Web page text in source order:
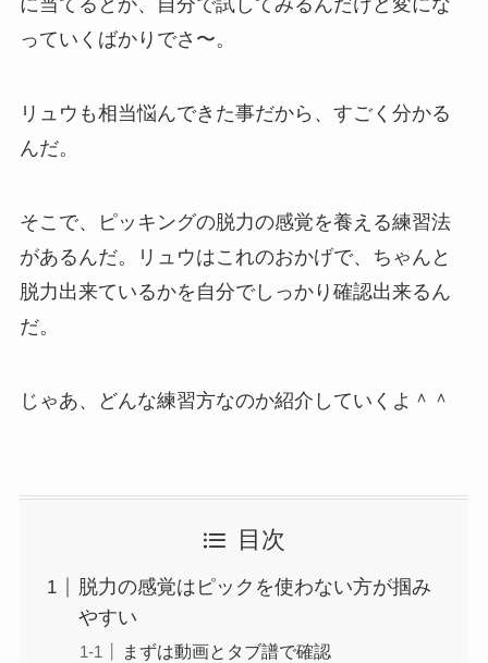
に当てるとか、自分で試してみるんだけど変にな
っていくばかりでさ〜。
リュウも相当悩んできた事だから、すごく分かる
んだ。
そこで、ピッキングの脱力の感覚を養える練習法
があるんだ。リュウはこれのおかげで、ちゃんと
脱力出来ているかを自分でしっかり確認出来るん
だ。
じゃあ、どんな練習方なのか紹介していくよ＾＾
目次
脱力の感覚はピックを使わない方が掴み
やすい
まずは動画とタブ譜で確認